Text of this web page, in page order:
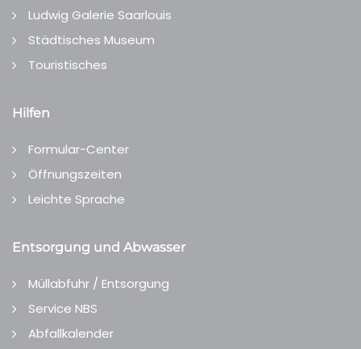
Ludwig Galerie Saarlouis
Städtisches Museum
Touristisches
Hilfen
Formular-Center
Öffnungszeiten
Leichte Sprache
Entsorgung und Abwasser
Müllabfuhr / Entsorgung
Service NBS
Abfallkalender